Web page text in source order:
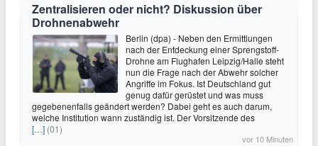
Zentralisieren oder nicht? Diskussion über
Drohnenabwehr
Berlin (dpa) - Neben den Ermittlungen
nach der Entdeckung einer Sprengstoff-
Drohne am Flughafen Leipzig/Halle steht
nun die Frage nach der Abwehr solcher
Angriffe im Fokus. Ist Deutschland gut
genug dafür gerüstet und was muss
gegebenenfalls geändert werden? Dabei geht es auch darum,
welche Institution wann zuständig ist. Der Vorsitzende des
[…] (01)
vor 10 Minuten